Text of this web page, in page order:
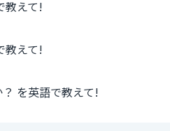
教えて!
教えて!
を英語で教えて!